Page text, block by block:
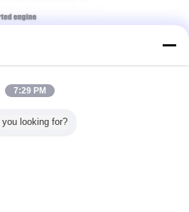
7:29 PM
looking for?